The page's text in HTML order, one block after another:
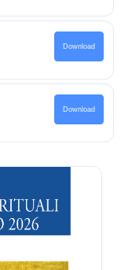
Download
Download